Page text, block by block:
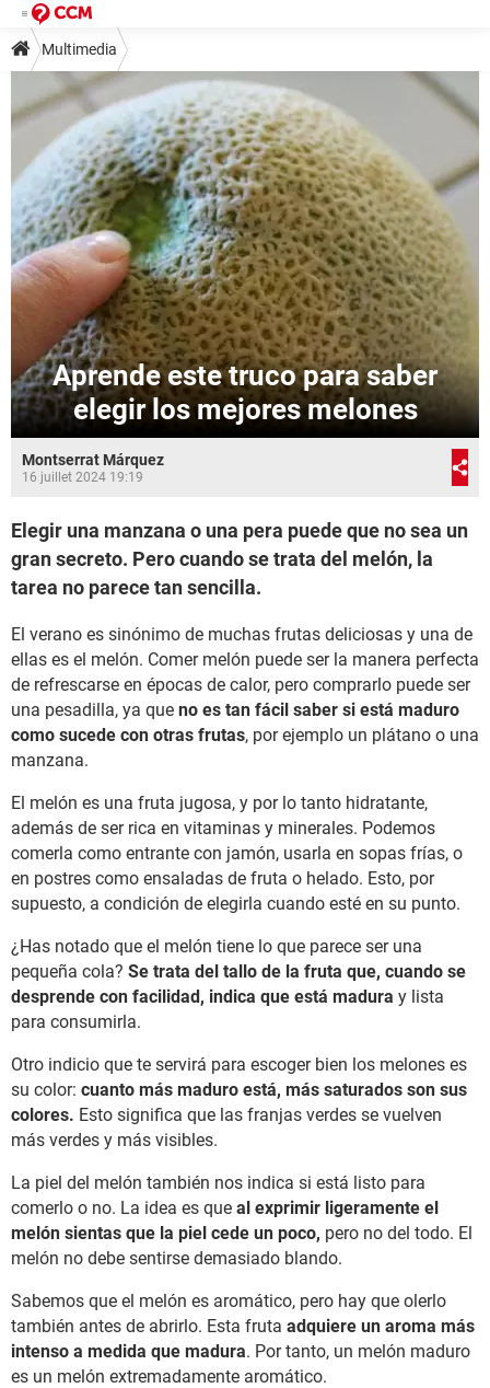
Multimedia
Aprende este truco para saber
elegir los mejores melones
Montserrat Márquez
16 juillet 2024 19:19
Elegir una manzana o una pera puede que no sea un
gran secreto. Pero cuando se trata del melón, la
tarea no parece tan sencilla.
El verano es sinónimo de muchas frutas deliciosas y una de
ellas es el melón. Comer melón puede ser la manera perfecta
de refrescarse en épocas de calor, pero comprarlo puede ser
una pesadilla, ya que no es tan fácil saber si está maduro
como sucede con otras frutas, por ejemplo un plátano o una
manzana.
El melón es una fruta jugosa, y por lo tanto hidratante,
además de ser rica en vitaminas y minerales. Podemos
comerla como entrante con jamón, usarla en sopas frías, o
en postres como ensaladas de fruta o helado. Esto, por
supuesto, a condición de elegirla cuando esté en su punto.
¿Has notado que el melón tiene lo que parece ser una
pequeña cola? Se trata del tallo de la fruta que, cuando se
desprende con facilidad, indica que está madura y lista
para consumirla.
Otro indicio que te servirá para escoger bien los melones es
su color: cuanto más maduro está, más saturados son sus
colores. Esto significa que las franjas verdes se vuelven
más verdes y más visibles.
La piel del melón también nos indica si está listo para
comerlo o no. La idea es que al exprimir ligeramente el
melón sientas que la piel cede un poco, pero no del todo. El
melón no debe sentirse demasiado blando.
Sabemos que el melón es aromático, pero hay que olerlo
también antes de abrirlo. Esta fruta adquiere un aroma más
intenso a medida que madura. Por tanto, un melón maduro
es un melón extremadamente aromático.